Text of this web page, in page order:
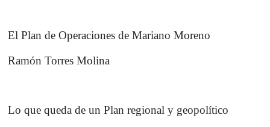
El Plan de Operaciones de Mariano Moreno
Ramón Torres Molina
Lo que queda de un Plan regional y geopolítico